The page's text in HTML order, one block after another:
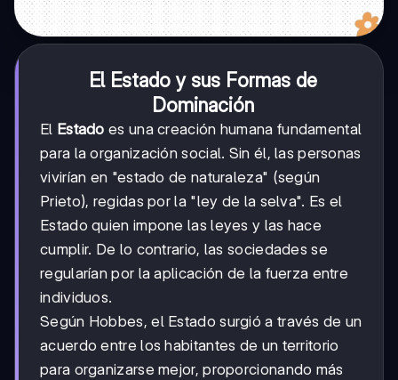
El Estado y sus Formas de
Dominación
El Estado es una creación humana fundamental
para la organización social. Sin él, las personas
vivirían en "estado de naturaleza" (según
Prieto), regidas por la "ley de la selva". Es el
Estado quien impone las leyes y las hace
cumplir. De lo contrario, las sociedades se
regularían por la aplicación de la fuerza entre
individuos.
Según Hobbes, el Estado surgió a través de un
acuerdo entre los habitantes de un territorio
para organizarse mejor, proporcionando más